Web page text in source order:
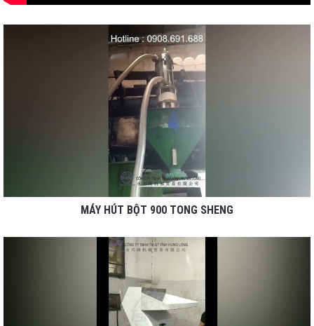
MÁY HÚT BỘT 900 TONG SHENG